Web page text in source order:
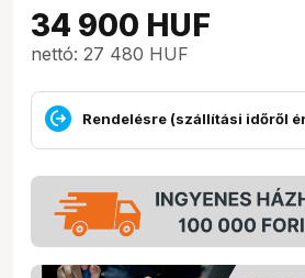
34 900 HUF
nettó: 27 480 HUF
Rendelésre (szállítási időről